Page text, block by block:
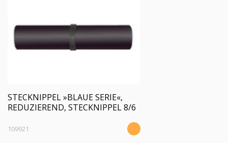
STECKNIPPEL »BLAUE SERIE«,
REDUZIEREND, STECKNIPPEL 8/6
109921